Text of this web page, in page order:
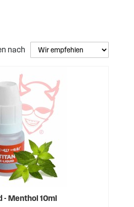
nach
- Menthol 10ml